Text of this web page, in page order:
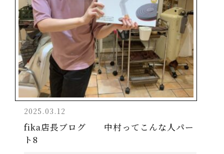
2025.03.12
fika店長ブログ 中村ってこんな人パー
ト8